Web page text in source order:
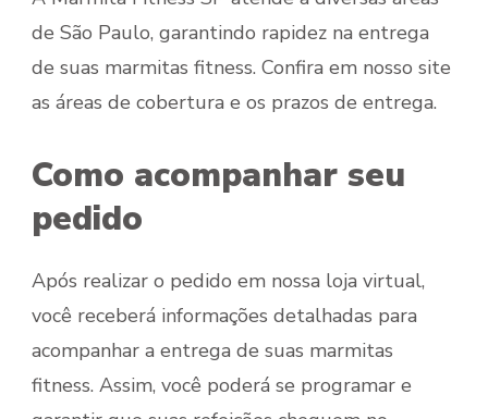
de São Paulo, garantindo rapidez na entrega
de suas marmitas fitness. Confira em nosso site
as áreas de cobertura e os prazos de entrega.
Como acompanhar seu
pedido
Após realizar o pedido em nossa loja virtual,
você receberá informações detalhadas para
acompanhar a entrega de suas marmitas
fitness. Assim, você poderá se programar e